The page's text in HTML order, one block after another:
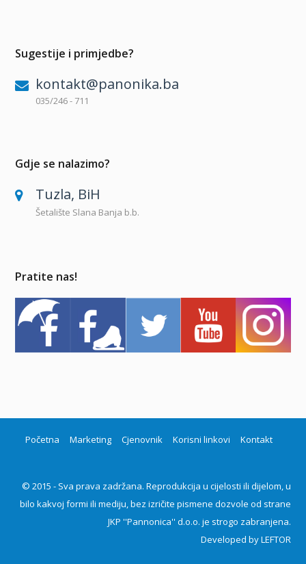
Sugestije i primjedbe?
kontakt@panonika.ba
035/246 - 711
Gdje se nalazimo?
Tuzla, BiH
Šetalište Slana Banja b.b.
Pratite nas!
Početna Marketing Cjenovnik Korisni linkovi Kontakt
© 2015 - Sva prava zadržana. Reprodukcija u cijelosti ili dijelom, u
bilo kakvoj formi ili mediju, bez izričite pismene dozvole od strane
JKP ''Pannonica'' d.o.o. je strogo zabranjena.
Developed byLEFTOR